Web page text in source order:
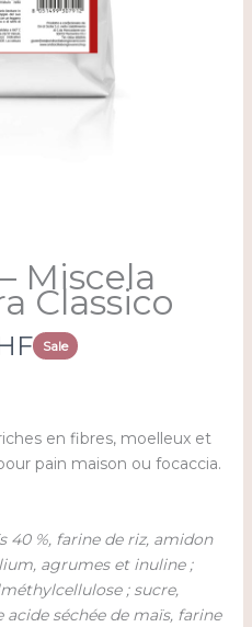
Miscela
Classico
Sale
en fibres, moelleux et
pain maison ou focaccia.
40 %, farine de riz, amidon
agrumes et inuline ;
; sucre,
séchée de maïs, farine